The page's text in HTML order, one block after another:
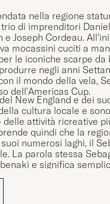
nella regione
di imprenditori
Joseph Cordeau.
mocassini cuciti a
le iconiche scarpe da
negli anni
il mondo della vela,
dell'Americas Cup.
New England e dei
cultura locale e
delle attività ricreative
quindi che la
numerosi laghi, il
La parola stessa
e significa